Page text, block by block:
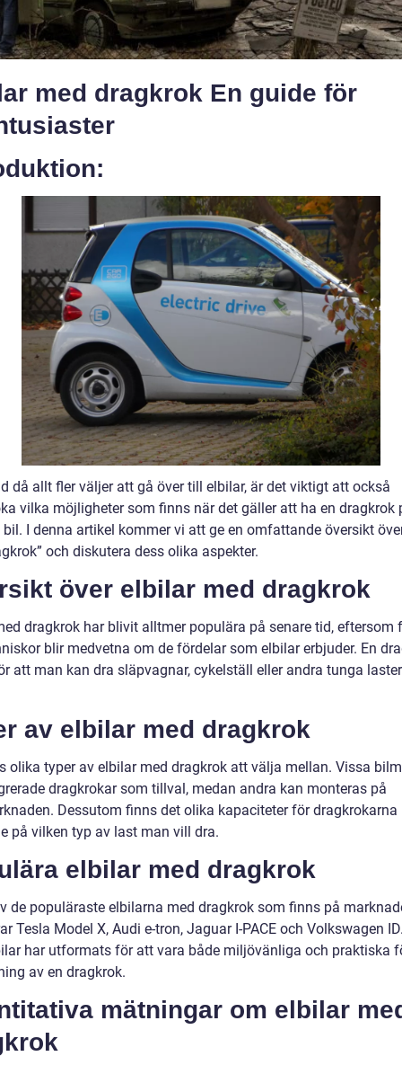
med dragkrok En guide för
då allt fler väljer att gå över till elbilar, är det viktigt att också
vilka möjligheter som finns när det gäller att ha en dragkrok
I denna artikel kommer vi att ge en omfattande översikt
och diskutera dess olika aspekter.
över elbilar med dragkrok
dragkrok har blivit alltmer populära på senare tid, eftersom
blir medvetna om de fördelar som elbilar erbjuder. En
att man kan dra släpvagnar, cykelställ eller andra tunga
av elbilar med dragkrok
olika typer av elbilar med dragkrok att välja mellan. Vissa
dragkrokar som tillval, medan andra kan monteras på
Dessutom finns det olika kapaciteter för dragkrokarna
på vilken typ av last man vill dra.
elbilar med dragkrok
de populäraste elbilarna med dragkrok som finns på
Tesla Model X, Audi e-tron, Jaguar I-PACE och Volkswagen
har utformats för att vara både miljövänliga och praktiska
av en dragkrok.
mätningar om elbilar